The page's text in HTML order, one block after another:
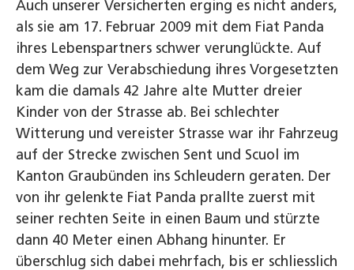
Auch unserer Versicherten erging es nicht anders,
als sie am 17. Februar 2009 mit dem Fiat Panda
ihres Lebenspartners schwer verunglückte. Auf
dem Weg zur Verabschiedung ihres Vorgesetzten
kam die damals 42 Jahre alte Mutter dreier
Kinder von der Strasse ab. Bei schlechter
Witterung und vereister Strasse war ihr Fahrzeug
auf der Strecke zwischen Sent und Scuol im
Kanton Graubünden ins Schleudern geraten. Der
von ihr gelenkte Fiat Panda prallte zuerst mit
seiner rechten Seite in einen Baum und stürzte
dann 40 Meter einen Abhang hinunter. Er
überschlug sich dabei mehrfach, bis er schliesslich